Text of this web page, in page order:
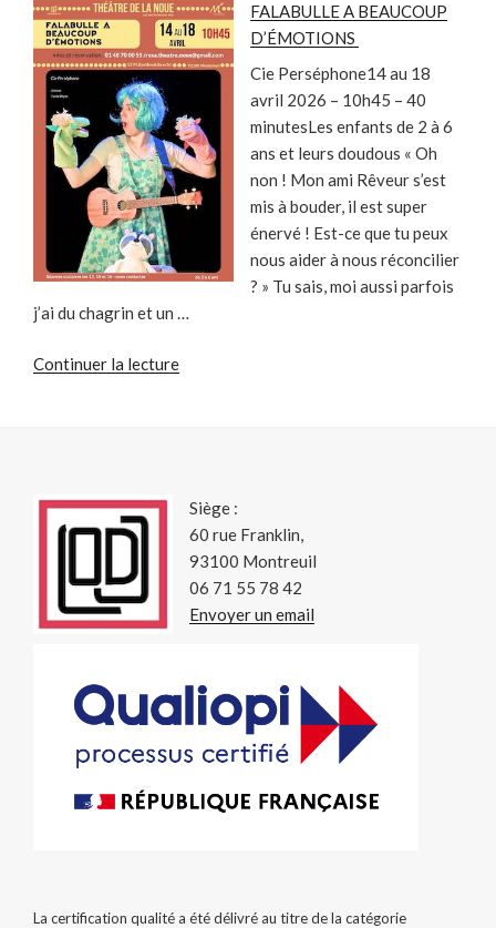
WOMAN
SHOW
–
Mixte »
FALABULLE A BEAUCOUP
D’ÉMOTIONS
Cie Perséphone14 au 18
avril 2026 – 10h45 – 40
minutesLes enfants de 2 à 6
ans et leurs doudous « Oh
non ! Mon ami Rêveur s’est
mis à bouder, il est super
énervé ! Est-ce que tu peux
nous aider à nous réconcilier
? » Tu sais, moi aussi parfois
j’ai du chagrin et un …
Continuer la lecturede
Siège :
60 rue Franklin,
93100 Montreuil
06 71 55 78 42
Envoyer un email
La certification qualité a été délivré au titre de la catégorie